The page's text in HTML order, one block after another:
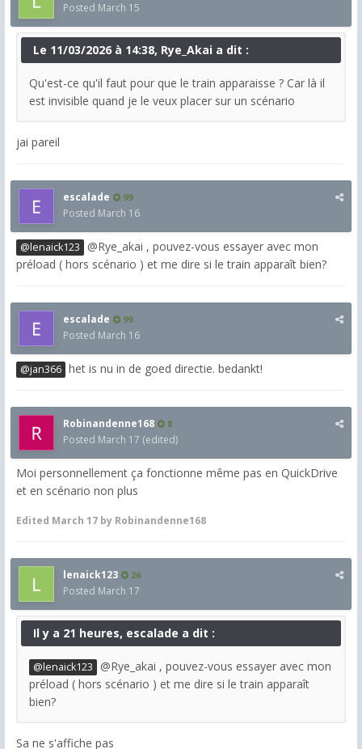
Posted March 15
Le 11/03/2026 à 14:38, Rye_Akai a dit :
Qu'est-ce qu'il faut pour que le train apparaisse ? Car là il
est invisible quand je le veux placer sur un scénario
jai pareil
escalade 99
Posted March 16
@lenaick123 @Rye_akai , pouvez-vous essayer avec mon
préload ( hors scénario ) et me dire si le train apparaît bien?
escalade 99
Posted March 16
@jan366 het is nu in de goed directie. bedankt!
Robinandenne168 8
Posted March 17 (edited)
Moi personnellement ça fonctionne même pas en QuickDrive
et en scénario non plus
Edited March 17 by Robinandenne168
lenaick123 26
Posted March 17
Il y a 21 heures, escalade a dit :
@lenaick123 @Rye_akai , pouvez-vous essayer avec mon
préload ( hors scénario ) et me dire si le train apparaît
bien?
Sa ne s'affiche pas